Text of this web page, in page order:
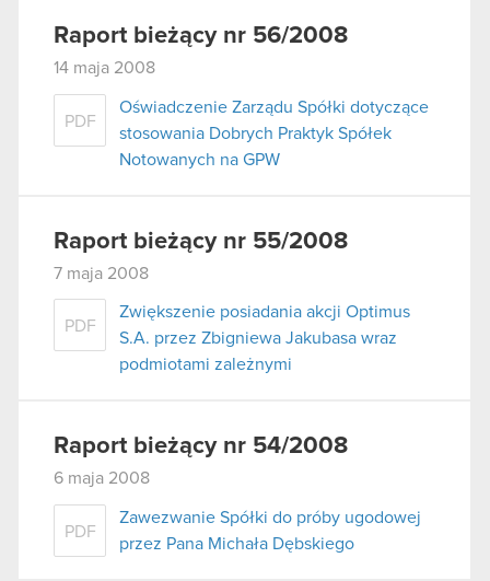
Raport bieżący nr 56/2008
14 maja 2008
PDF
Oświadczenie Zarządu Spółki dotyczące
stosowania Dobrych Praktyk Spółek
Notowanych na GPW
Raport bieżący nr 55/2008
7 maja 2008
PDF
Zwiększenie posiadania akcji Optimus
S.A. przez Zbigniewa Jakubasa wraz
podmiotami zależnymi
Raport bieżący nr 54/2008
6 maja 2008
PDF
Zawezwanie Spółki do próby ugodowej
przez Pana Michała Dębskiego